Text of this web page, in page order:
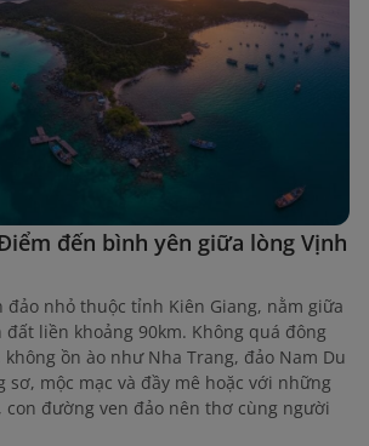
đến bình yên giữa lòng Vịnh
đảo nhỏ thuộc tỉnh Kiên Giang, nằm giữa
đất liền khoảng 90km. Không quá đông
ồn ào như Nha Trang, đảo Nam Du
sơ, mộc mạc và đầy mê hoặc với những
con đường ven đảo nên thơ cùng người